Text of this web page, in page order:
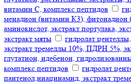
витамин С, комплекс пептидов
менадион (витамин К3), фитонадион
аминокислот, экстракт портулака,
экстракт мяты
гидролат
экстракт тремеллы 10%, ПДРН 5%,
глутатион, идебенон,
комплекс пептидов
гидролат
пантенол,ниацинамид, экстракт